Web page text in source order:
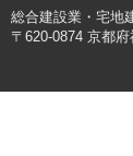
総合建設業・宅地
〒620-0874 京都